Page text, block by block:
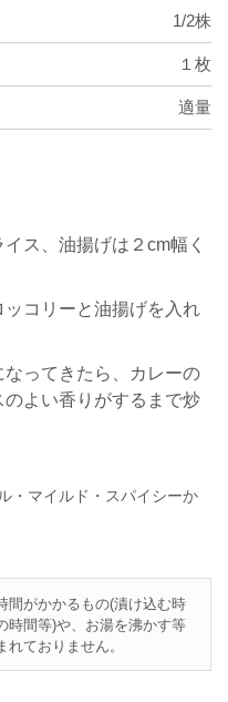
1/2株
１枚
適量
ス、油揚げは２cm幅く
コリーと油揚げを入れ
ってきたら、カレーの
よい香りがするまで炒
・マイルド・スパイシーか
間がかかるもの(漬け込む時
時間等)や、お湯を沸かす等
ておりません。